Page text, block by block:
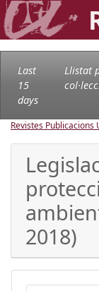
Last
15
days
Llistat
Revistes Publicacions
2018)